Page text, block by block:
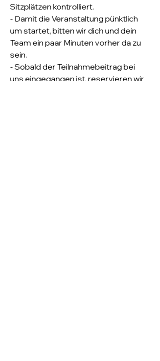
Sitzplätzen kontrolliert.
- Damit die Veranstaltung pünktlich
um startet, bitten wir dich und dein
Team ein paar Minuten vorher da zu
sein.
- Sobald der Teilnahmebeitrag bei
uns eingegangen ist, reservieren wir